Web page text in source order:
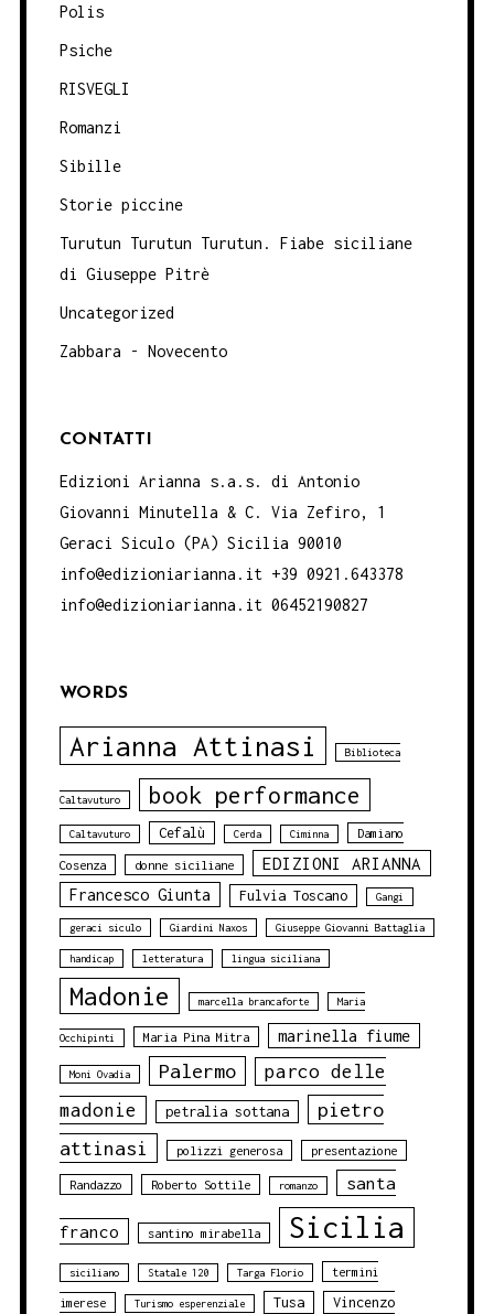
Polis
Psiche
RISVEGLI
Romanzi
Sibille
Storie piccine
Turutun Turutun Turutun. Fiabe siciliane
di Giuseppe Pitrè
Uncategorized
Zabbara - Novecento
CONTATTI
Edizioni Arianna s.a.s. di Antonio
Giovanni Minutella & C. Via Zefiro, 1
Geraci Siculo (PA) Sicilia 90010
info@edizioniarianna.it +39 0921.643378
info@edizioniarianna.it 06452190827
WORDS
Arianna Attinasi Biblioteca
Caltavuturo book performance
Caltavuturo Cefalù Cerda Ciminna Damiano
Cosenza donne siciliane EDIZIONI ARIANNA
Francesco Giunta Fulvia Toscano Gangi
geraci siculo Giardini Naxos Giuseppe Giovanni Battaglia
handicap letteratura lingua siciliana
Madonie marcella brancaforte Maria
Occhipinti Maria Pina Mitra marinella fiume
Moni Ovadia Palermo
parco delle
madonie
petralia sottana
pietro
attinasi
polizzi generosa presentazione
Randazzo Roberto Sottile romanzo santa
franco santino mirabella Sicilia
siciliano Statale 120 Targa Florio termini
imerese Turismo esperenziale Tusa Vincenzo